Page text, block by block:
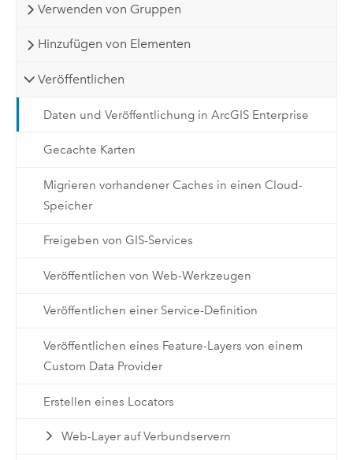
Verwenden von Gruppen
Hinzufügen von Elementen
Veröffentlichen
Daten und Veröffentlichung in ArcGIS Enterprise
Gecachte Karten
Migrieren vorhandener Caches in einen Cloud-
Speicher
Freigeben von GIS-Services
Veröffentlichen von Web-Werkzeugen
Veröffentlichen einer Service-Definition
Veröffentlichen eines Feature-Layers von einem
Custom Data Provider
Erstellen eines Locators
Web-Layer auf Verbundservern